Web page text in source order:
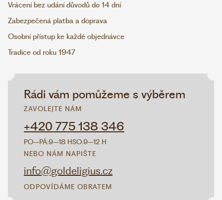
Rádi vám pomůžeme s výběrem
ZAVOLEJTE NÁM
+420 775 138 346
PO–PÁ:9–18 HSO:9–12 H
NEBO NÁM NAPIŠTE
info@goldeligius.cz
ODPOVÍDÁME OBRATEM
Vrácení bez udání důvodů do 14 dní
Zabezpečená platba a doprava
Osobní přístup ke každé objednávce
Tradice od roku 1947